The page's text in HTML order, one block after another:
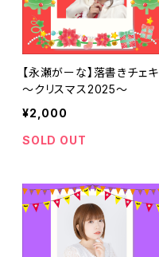
【永瀬がーな】落書きチェキ
～クリスマス2025～
¥2,000
SOLD OUT